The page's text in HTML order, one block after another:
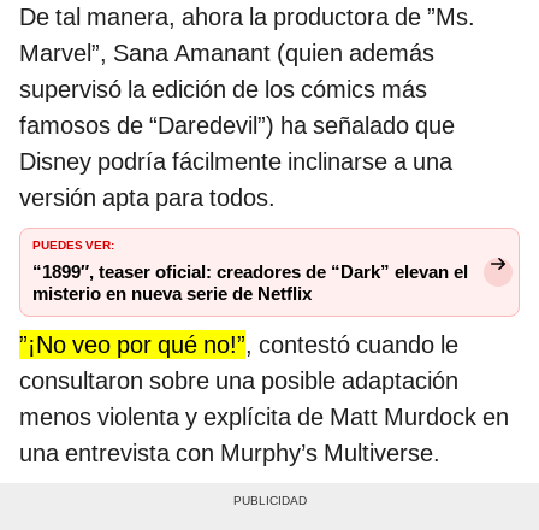
De tal manera, ahora la productora de ‎ ”Ms.
Marvel”‎‎, Sana Amanant (quien además
supervisó la edición de los cómics más
famosos de “Daredevil”) ha señalado que
Disney podría fácilmente inclinarse a una
versión apta para todos.
PUEDES VER:
“1899″, teaser oficial: creadores de “Dark” elevan el
misterio en nueva serie de Netflix
”¡No veo por qué no!”, contestó cuando le
consultaron sobre una posible adaptación
menos violenta y explícita de Matt Murdock en
una entrevista con ‎‎Murphy’s Multiverse.